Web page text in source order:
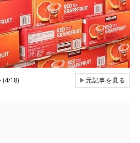
(4/18) ▶元記事を見る